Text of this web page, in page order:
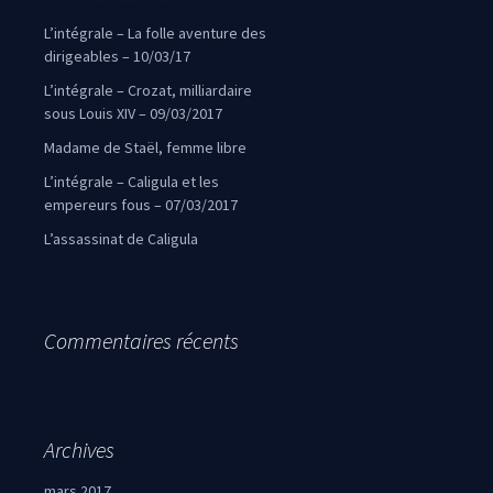
L’intégrale – La folle aventure des
dirigeables – 10/03/17
L’intégrale – Crozat, milliardaire
sous Louis XIV – 09/03/2017
Madame de Staël, femme libre
L’intégrale – Caligula et les
empereurs fous – 07/03/2017
L’assassinat de Caligula
Commentaires récents
Archives